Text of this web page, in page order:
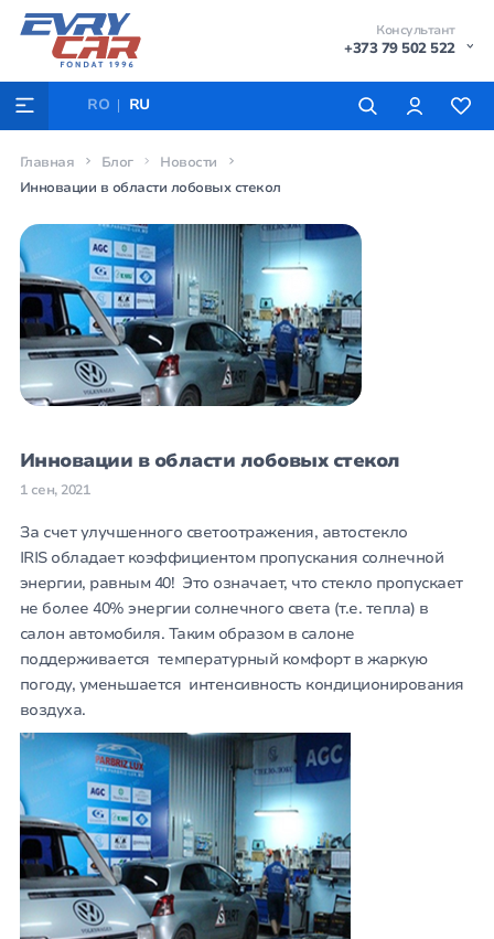
Консультант
+373 79 502 522
RO RU
Главная Блог
Новости
Инновации в области лобовых стекол
Инновации в области лобовых стекол
1 сен, 2021
За счет улучшенного светоотражения, автостекло
IRIS обладает коэффициентом пропускания солнечной
энергии, равным 40! Это означает, что стекло пропускает
не более 40% энергии солнечного света (т.е. тепла) в
салон автомобиля. Таким образом в салоне
поддерживается температурный комфорт в жаркую
погоду, уменьшается интенсивность кондиционирования
воздуха.